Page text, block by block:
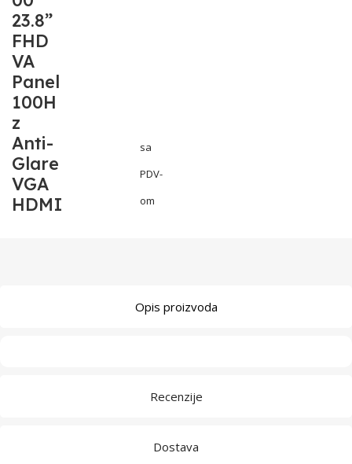
23.8”
FHD
VA
Panel
100H
z
Anti-
Glare
VGA
HDMI
sa
PDV-
om
Opis proizvoda
Recenzije
Dostava